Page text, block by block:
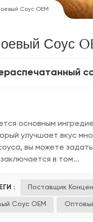
Соус OEM
Соус
основным
улучшает вкус
вы можете
в том...
: Поставщик
Соус OEM